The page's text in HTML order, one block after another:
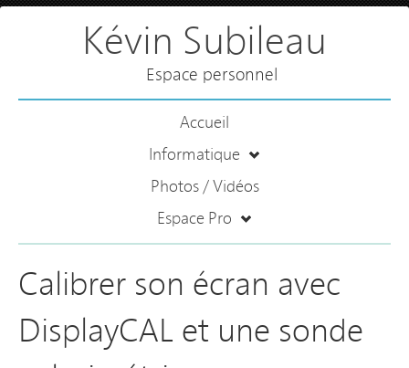
Kévin Subileau
Espace personnel
Accueil
Informatique
Photos / Vidéos
Espace Pro
Calibrer son écran avec
DisplayCAL et une sonde